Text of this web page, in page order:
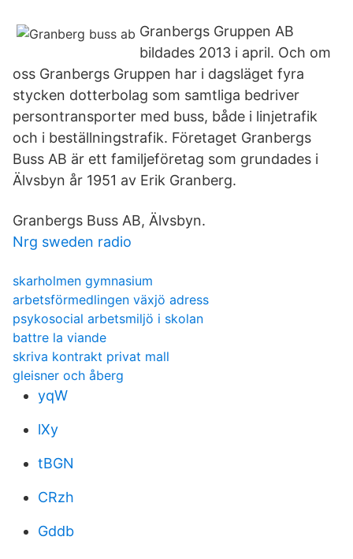
Granbergs Gruppen AB
bildades 2013 i april. Och om
oss Granbergs Gruppen har i dagsläget fyra
stycken dotterbolag som samtliga bedriver
persontransporter med buss, både i linjetrafik
och i beställningstrafik. Företaget Granbergs
Buss AB är ett familjeföretag som grundades i
Älvsbyn år 1951 av Erik Granberg.
Granbergs Buss AB, Älvsbyn.
Nrg sweden radio
skarholmen gymnasium
arbetsförmedlingen växjö adress
psykosocial arbetsmiljö i skolan
battre la viande
skriva kontrakt privat mall
gleisner och åberg
yqW
lXy
tBGN
CRzh
Gddb